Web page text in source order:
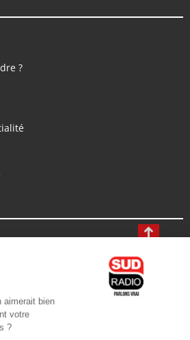
?
/ Android
l'application